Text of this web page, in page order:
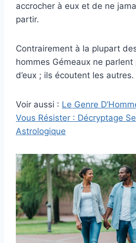
accrocher à eux et de ne
partir.
Contrairement à la plupart
hommes Gémeaux ne
d’eux ; ils écoutent les autres.
Voir aussi : Le Genre
Vous Résister : Décryptage
Astrologique